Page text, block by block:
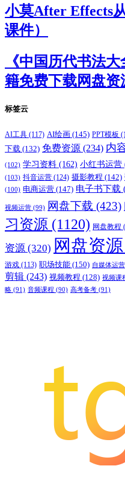
小莫After Effects
课件）
《中国历代书法
籍免费下载网盘资
标签云
AI工具 (117) AI绘画 (145) PPT模板
下载 (132) 免费资源 (234) 内
(102) 学习资料 (162) 小红书运营
(103) 抖音运营 (124) 摄影教程 (142)
(100) 电商运营 (147) 电子书下载
视频运营 (99) 网盘下载 (423)
习资源 (1120) 网盘教程
资源 (320) 网盘资源
游戏 (113) 职场技能 (150) 自媒体运营
剪辑 (243) 视频教程 (128) 视频课
略 (91) 音频课程 (90) 高考备考 (91)